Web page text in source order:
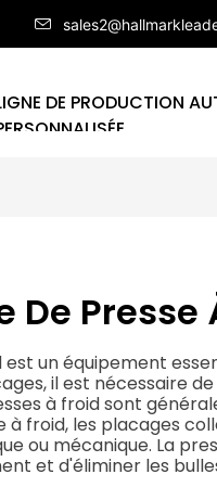
DE PRODUCTION
De Presse
est un équipement
il est nécessaire
à froid sont
à froid, les placages
ou mécanique. La
et d'éliminer les